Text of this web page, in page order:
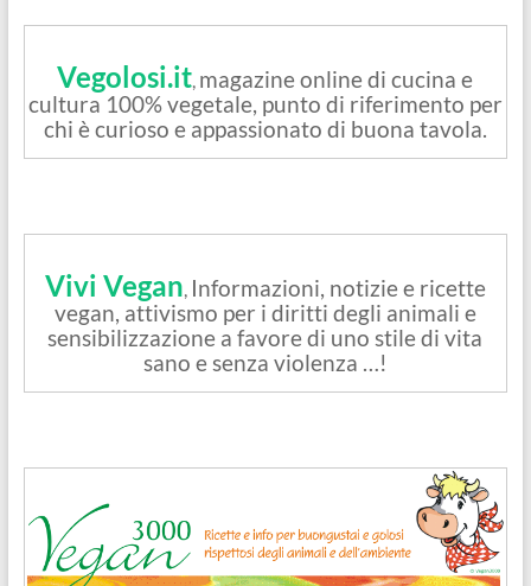
Vegolosi.it, magazine online di cucina e
cultura 100% vegetale, punto di riferimento per
chi è curioso e appassionato di buona tavola.
Vivi Vegan Informazioni, notizie e ricette
vegan, attivismo per i diritti degli animali e
sensibilizzazione a favore di uno stile di vita
sano e senza violenza …!